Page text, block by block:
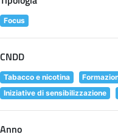
Focus
CNDD
Tabacco e nicotina
Iniziative di sensibilizzazione
Anno